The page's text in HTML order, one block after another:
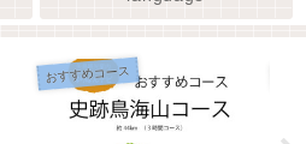
おすすめコース